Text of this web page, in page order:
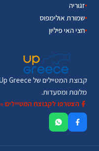
זגוריה
שמורת אולימפוס
חצי האי פיליון
מלונות ומסעדות.
הצטרפו לקבוצת המטיילים »